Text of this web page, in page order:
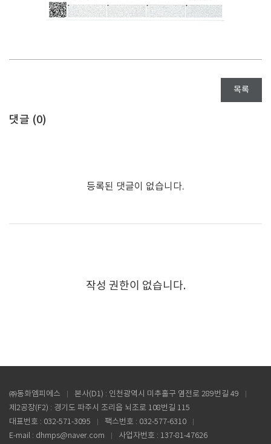
목록
댓글 (0)
등록된 댓글이 없습니다.
작성 권한이 없습니다.
㈜동화엠피에스
본사(D1) : 인천광역시 미추홀구 염전로 289번길 49
제2공장(F2) : 경기도 파주시 조리읍 뇌조로 108번길 115
대표번호 : 032-571-3095
팩스번호 : 032-577-6310
E-mail : dhmps@naver.com
사업자번호 : 137-81-47626